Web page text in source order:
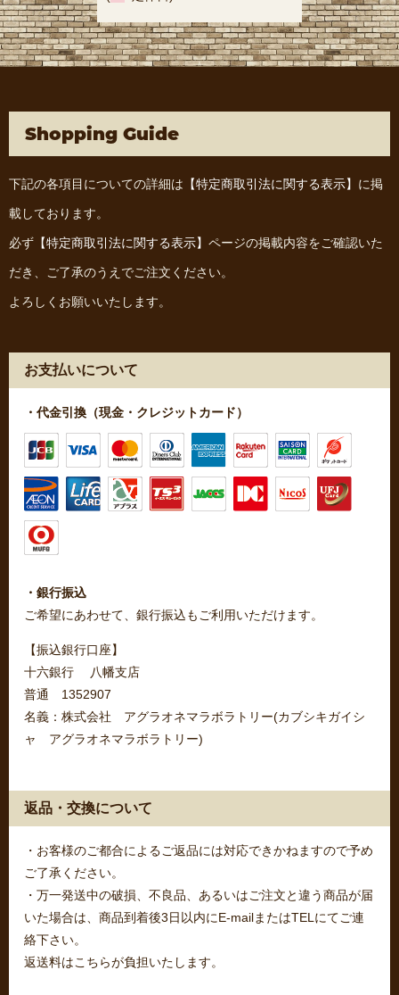
Shopping Guide
下記の各項目についての詳細は 【特定商取引法に関する表示】 に掲
載しております。
必ず 【特定商取引法に関する表示】 ページの掲載内容をご確認いた
だき、ご了承のうえでご注文ください。
よろしくお願いいたします。
お支払いについて
・代金引換（現金・クレジットカード）
・銀行振込
ご希望にあわせて、銀行振込もご利用いただけます。
【振込銀行口座】
十六銀行 八幡支店
普通 1352907
名義：株式会社 アグラオネマラボラトリー(カブシキガイシ
ャ アグラオネマラボラトリー)
返品・交換について
・お客様のご都合によるご返品には対応できかねますので予め
ご了承ください。
・万一発送中の破損、不良品、あるいはご注文と違う商品が届
いた場合は、商品到着後3日以内にE-mailまたはTELにてご連
絡下さい。
返送料はこちらが負担いたします。